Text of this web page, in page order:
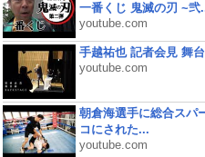
一番くじ 鬼滅の刃 ~弐
youtube.com
手越祐也 記者会見 舞
youtube.com
朝倉海選手に総合スパ
コにされた...
youtube.com